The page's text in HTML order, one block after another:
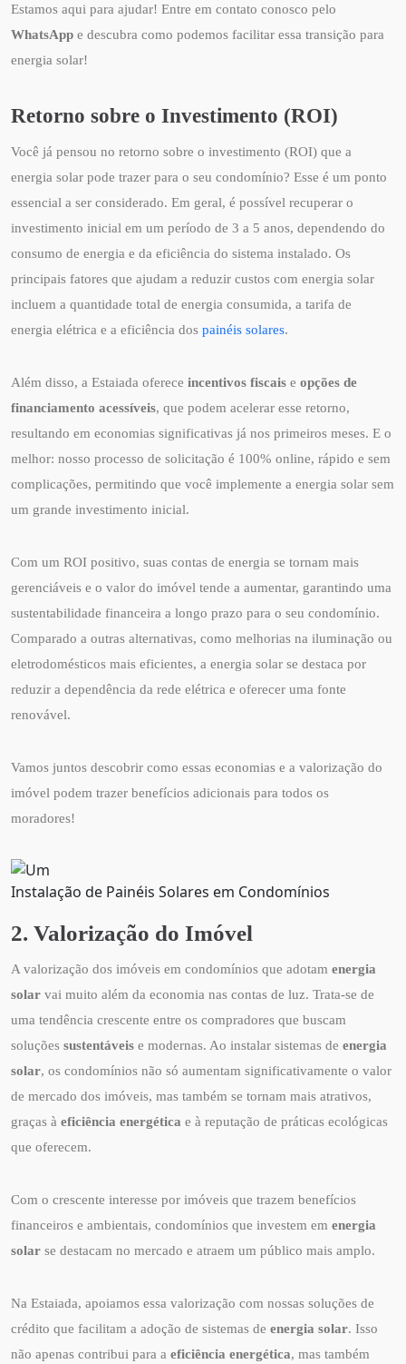
Estamos aqui para ajudar! Entre em contato conosco pelo
WhatsApp e descubra como podemos facilitar essa transição para
energia solar!
Retorno sobre o Investimento (ROI)
Você já pensou no retorno sobre o investimento (ROI) que a
energia solar pode trazer para o seu condomínio? Esse é um ponto
essencial a ser considerado. Em geral, é possível recuperar o
investimento inicial em um período de 3 a 5 anos, dependendo do
consumo de energia e da eficiência do sistema instalado. Os
principais fatores que ajudam a reduzir custos com energia solar
incluem a quantidade total de energia consumida, a tarifa de
energia elétrica e a eficiência dos painéis solares.
Além disso, a Estaiada oferece incentivos fiscais e opções de
financiamento acessíveis, que podem acelerar esse retorno,
resultando em economias significativas já nos primeiros meses. E o
melhor: nosso processo de solicitação é 100% online, rápido e sem
complicações, permitindo que você implemente a energia solar sem
um grande investimento inicial.
Com um ROI positivo, suas contas de energia se tornam mais
gerenciáveis e o valor do imóvel tende a aumentar, garantindo uma
sustentabilidade financeira a longo prazo para o seu condomínio.
Comparado a outras alternativas, como melhorias na iluminação ou
eletrodomésticos mais eficientes, a energia solar se destaca por
reduzir a dependência da rede elétrica e oferecer uma fonte
renovável.
Vamos juntos descobrir como essas economias e a valorização do
imóvel podem trazer benefícios adicionais para todos os
moradores!
Instalação de Painéis Solares em Condomínios
2. Valorização do Imóvel
A valorização dos imóveis em condomínios que adotam energia
solar vai muito além da economia nas contas de luz. Trata-se de
uma tendência crescente entre os compradores que buscam
soluções sustentáveis e modernas. Ao instalar sistemas de energia
solar, os condomínios não só aumentam significativamente o valor
de mercado dos imóveis, mas também se tornam mais atrativos,
graças à eficiência energética e à reputação de práticas ecológicas
que oferecem.
Com o crescente interesse por imóveis que trazem benefícios
financeiros e ambientais, condomínios que investem em energia
solar se destacam no mercado e atraem um público mais amplo.
Na Estaiada, apoiamos essa valorização com nossas soluções de
crédito que facilitam a adoção de sistemas de energia solar. Isso
não apenas contribui para a eficiência energética, mas também